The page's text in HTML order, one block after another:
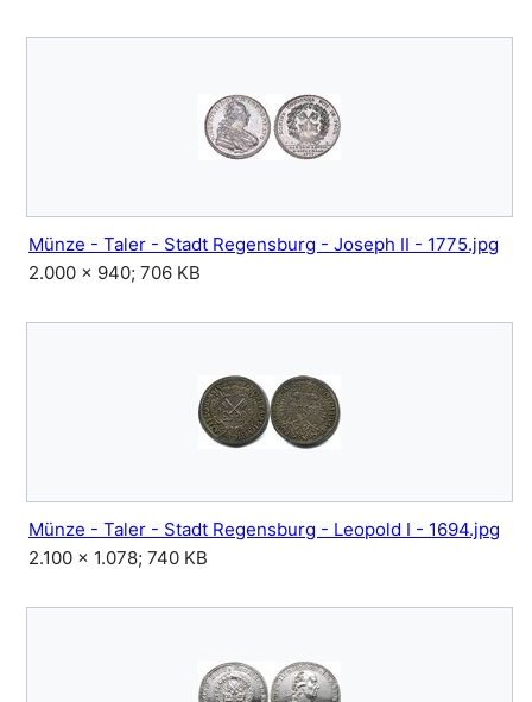
Münze - Taler - Stadt Regensburg - Joseph II - 1775.jpg
2.000 × 940; 706 KB
Münze - Taler - Stadt Regensburg - Leopold I - 1694.jpg
2.100 × 1.078; 740 KB